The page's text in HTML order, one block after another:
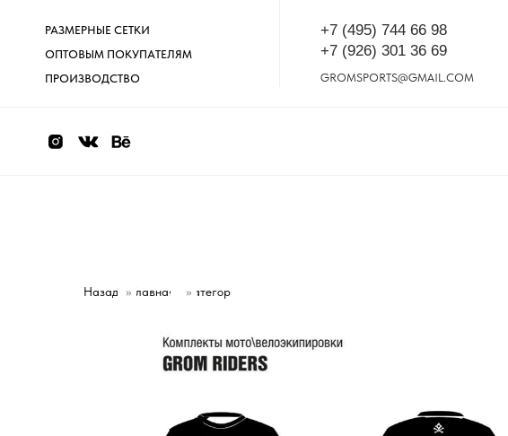
ОПТОВЫМ ПОКУПАТЕЛЯМ
ПРОИЗВОДСТВО
+7 (926) 301 36 69
GROMSPORTS@GMAIL.COM
+7 (495) 744 66 98
РАЗМЕРНЫЕ СЕТКИ
Назад » Главная »
Категории